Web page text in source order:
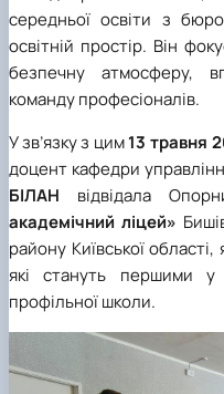
середньої освіти з
освітній простір. Він
безпечну атмосферу,
команду професіоналів.
У зв’язку з цим13 травня
доцент кафедри
БІЛАН відвідала
академічний ліцей»
району Київської
які стануть першими у
профільної школи.